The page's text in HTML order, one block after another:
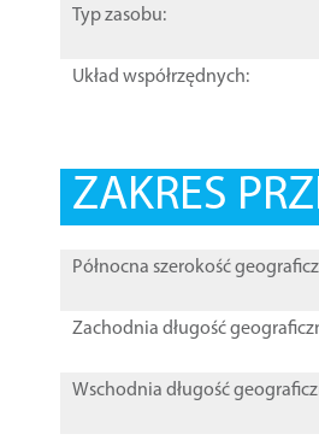
Typ zasobu:
Układ współrzędnych:
ZAKRES
Północna szerokość
Zachodnia długość
Wschodnia długość